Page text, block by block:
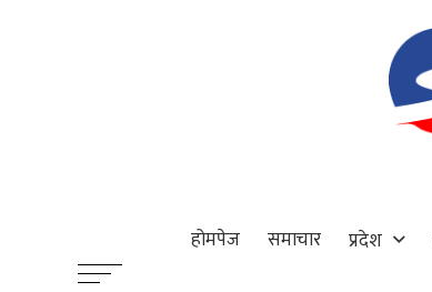
होमपेज समाचार प्रदेश